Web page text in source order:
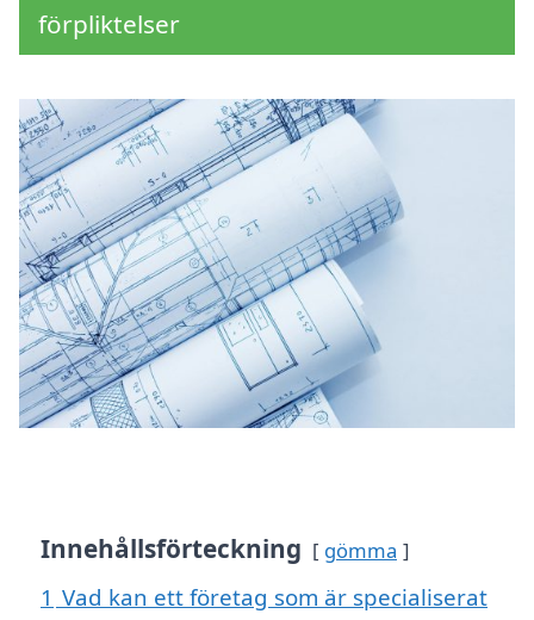
förpliktelser
Innehållsförteckning gömma
1 Vad kan ett företag som är specialiserat